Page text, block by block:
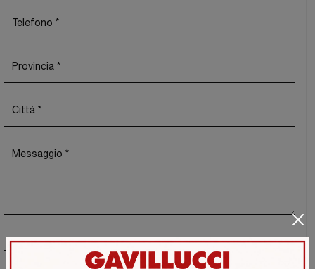
Ho preso visione dellaPrivacy Policy